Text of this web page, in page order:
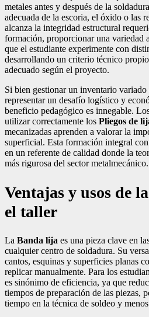
metales antes y después de la
adecuada de la escoria, el óxido o las
alcanza la integridad estructural
formación, proporcionar una variedad
que el estudiante experimente con
desarrollando un criterio técnico
adecuado según el proyecto.
Si bien gestionar un inventario variado
representar un desafío logístico y
beneficio pedagógico es innegable.
utilizar correctamente los Pliegos de
mecanizadas aprenden a valorar la
superficial. Esta formación integral
en un referente de calidad donde la
más rigurosa del sector metalmecánico.
Ventajas y usos de
el taller
La Banda lija es una pieza clave en
cualquier centro de soldadura. Su
cantos, esquinas y superficies planas
replicar manualmente. Para los
es sinónimo de eficiencia, ya que
tiempos de preparación de las piezas,
tiempo en la técnica de soldeo y